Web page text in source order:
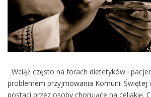
Wciąż często na forach dietetyków i
problemem przyjmowania Komunii Świętej
postaci przez osoby chorujące na celiakię.